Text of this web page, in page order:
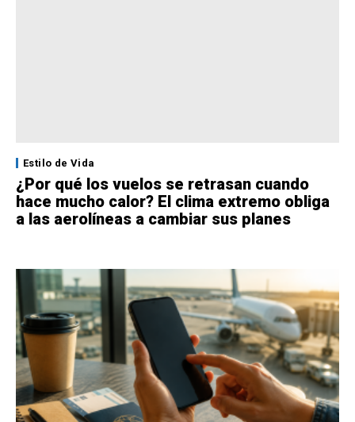
Estilo de Vida
¿Por qué los vuelos se retrasan cuando
hace mucho calor? El clima extremo obliga
a las aerolíneas a cambiar sus planes